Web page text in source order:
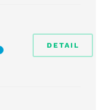
DETAIL